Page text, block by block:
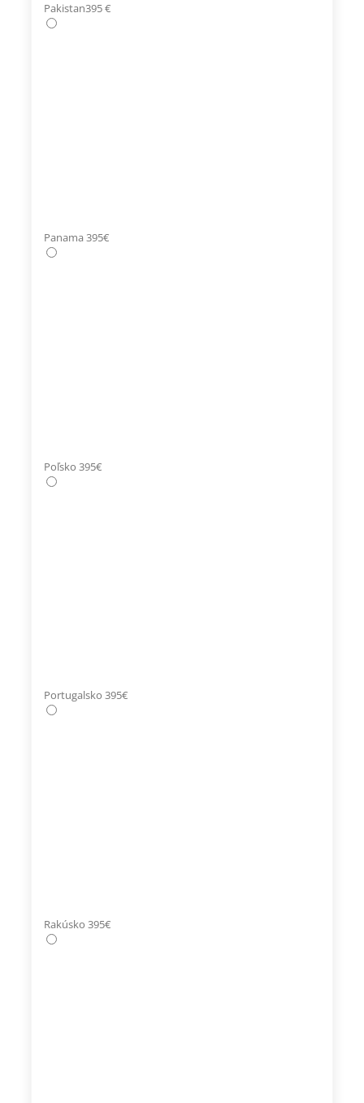
Pakistan395 €
Panama 395€
Poľsko 395€
Portugalsko 395€
Rakúsko 395€